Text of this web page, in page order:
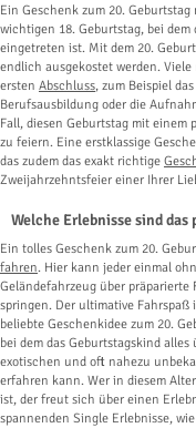
Ein Geschenk zum 20.
wichtigen 18. Geburtstag, bei
eingetreten ist. Mit dem 20.
endlich ausgekostet werden.
ersten Abschluss, zum Beispiel
Berufsausbildung oder die
Fall, diesen Geburtstag mit einem
zu feiern. Eine erstklassige
das zudem das exakt richtige
Zweijahrzehntsfeier einer Ihrer
Welche Erlebnisse sind
Ein tolles Geschenk zum 20.
fahren. Hier kann jeder einmal
Geländefahrzeug über präparierte
springen. Der ultimative
beliebte Geschenkidee zum 20.
bei dem das Geburtstagskind
exotischen und oft nahezu
erfahren kann. Wer in diesem
ist, der freut sich über einen
spannenden Single Erlebnisse,